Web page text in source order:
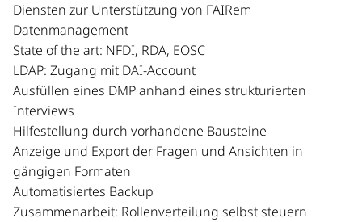
Diensten zur Unterstützung von FAIRem
Datenmanagement
State of the art: NFDI, RDA, EOSC
LDAP: Zugang mit DAI-Account
Ausfüllen eines DMP anhand eines strukturierten
Interviews
Hilfestellung durch vorhandene Bausteine
Anzeige und Export der Fragen und Ansichten in
gängigen Formaten
Automatisiertes Backup
Zusammenarbeit: Rollenverteilung selbst steuern